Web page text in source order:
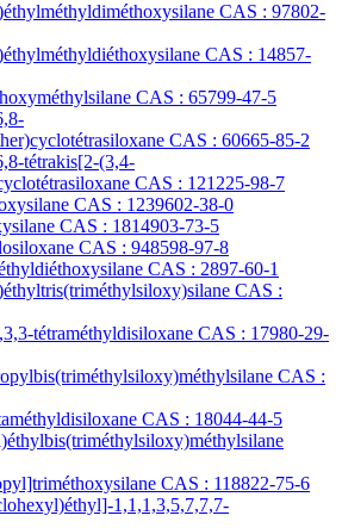
CAS : 97802-
CAS : 14857-
CAS : 65799-47-5
CAS : 60665-85-2
tétrakis[2-(3,4-
CAS : 121225-98-7
CAS : 1239602-38-0
CAS : 1814903-73-5
CAS : 948598-97-8
CAS : 2897-60-1
CAS :
tétraméthyldisiloxane CAS : 17980-29-
CAS :
CAS : 18044-44-5
CAS : 118822-75-6
1,1,1,3,5,7,7,7-